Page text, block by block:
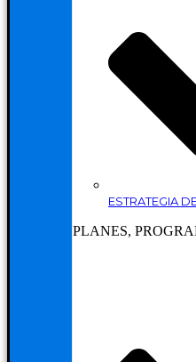
ESTRATEGIA
PLANES,